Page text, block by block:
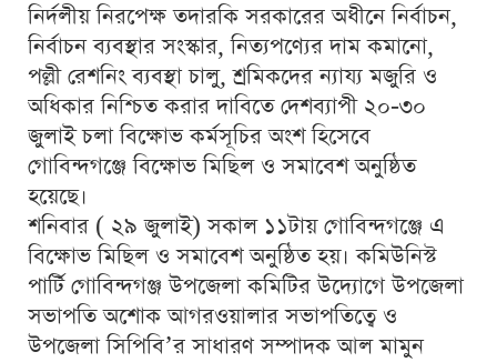
নির্দলীয় নিরপেক্ষ তদারকি সরকারের অধীনে নির্বাচন,
নির্বাচন ব্যবস্থার সংস্কার, নিত্যপণ্যের দাম কমানো,
পল্লী রেশনিং ব্যবস্থা চালু, শ্রমিকদের ন্যায্য মজুরি ও
অধিকার নিশ্চিত করার দাবিতে দেশব্যাপী ২০-৩০
জুলাই চলা বিক্ষোভ কর্মসূচির অংশ হিসেবে
গোবিন্দগঞ্জে বিক্ষোভ মিছিল ও সমাবেশ অনুষ্ঠিত
হয়েছে।
শনিবার ( ২৯ জুলাই) সকাল ১১টায় গোবিন্দগঞ্জে এ
বিক্ষোভ মিছিল ও সমাবেশ অনুষ্ঠিত হয়। কমিউনিস্ট
পার্টি গোবিন্দগঞ্জ উপজেলা কমিটির উদ্যোগে উপজেলা
সভাপতি অশোক আগরওয়ালার সভাপতিত্বে ও
উপজেলা সিপিবি’র সাধারণ সম্পাদক আল মামুন